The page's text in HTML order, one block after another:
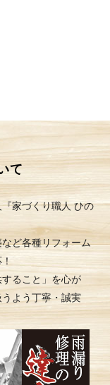
て
家づくり職人 ひの
ど各種リフォーム
！
すること」を心が
よう丁寧・誠実